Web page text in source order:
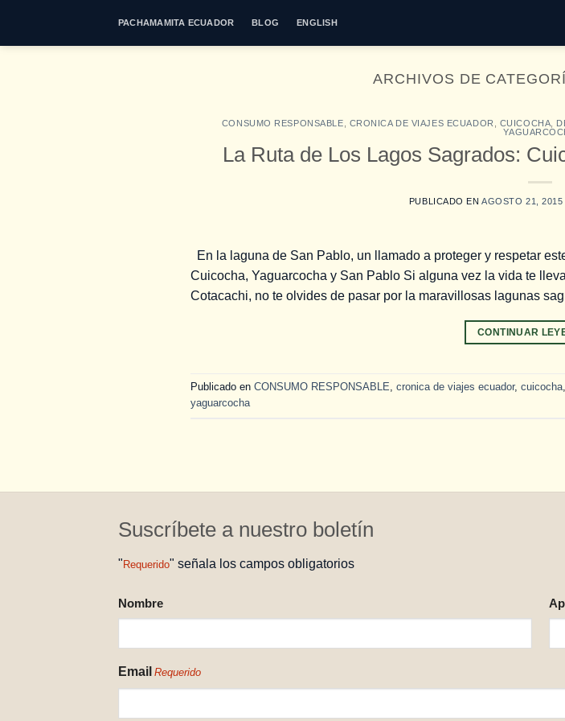
contenido
PACHAMAMITA ECUADOR BLOG ENGLISH
ARCHIVOS DE
CONSUMO RESPONSABLE CRONICA DE VIAJES ECUADOR CUICOCHA
La Ruta de Los Lagos Sagrados:
PUBLICADO ENAGOSTO 21, 2015
En la laguna de San Pablo, un llamado a proteger y respetar
Cuicocha, Yaguarcocha y San Pablo Si alguna vez la vida te
Cotacachi, no te olvides de pasar por la maravillosas lagunas
CONTINUAR
Publicado en CONSUMO RESPONSABLE, cronica de viajes ecuador, cuicocha,
yaguarcocha
Suscríbete a nuestro boletín
"Requerido" señala los campos obligatorios
NOMBRE
REQUERIDO
Nombre
Email Requerido